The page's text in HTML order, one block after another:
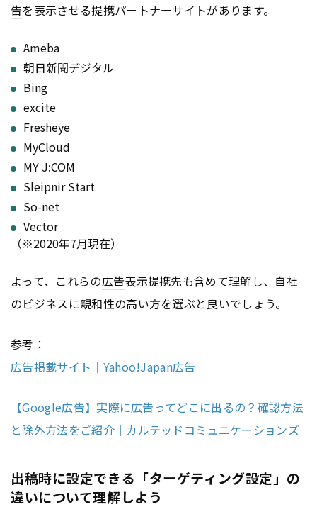
告を表示させる提携パートナーサイトがあります。
Ameba
朝日新聞デジタル
Bing
excite
Fresheye
MyCloud
MY J:COM
Sleipnir Start
So-net
Vector
（※2020年7月現在）
よって、これらの広告表示提携先も含めて理解し、自社
のビジネスに親和性の高い方を選ぶと良いでしょう。
参考：
広告掲載サイト｜Yahoo!Japan広告
【Google広告】実際に広告ってどこに出るの？確認方法
と除外方法をご紹介｜カルテッドコミュニケーションズ
出稿時に設定できる「ターゲティング設定」の
違いについて理解しよう